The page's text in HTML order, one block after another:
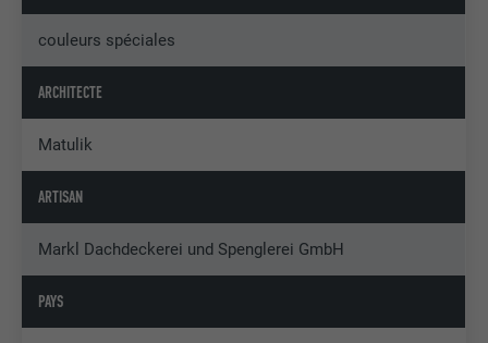
couleurs spéciales
ARCHITECTE
Matulik
ARTISAN
Markl Dachdeckerei und Spenglerei GmbH
PAYS